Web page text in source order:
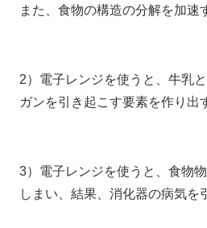
また、食物の構造の分解を加速
2）電子レンジを使うと、牛乳
ガンを引き起こす要素を作り出
3）電子レンジを使うと、食物
しまい、結果、消化器の病気を